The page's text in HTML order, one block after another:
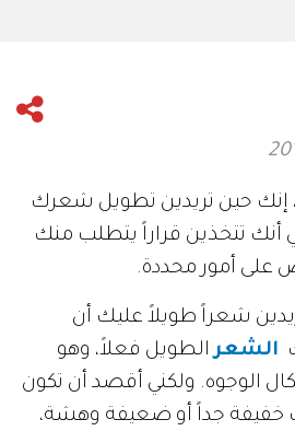
إنك حين تريدين تطويل شعرك
أنك تتخذين قراراً يتطلب منك
على أمور محددة.
شعراً طويلاً عليك أن
الشعرالطويل فعلاً، وهو
الوجوه. ولكني أقصد أن تكون
جداً أو ضعيفة وهشة،